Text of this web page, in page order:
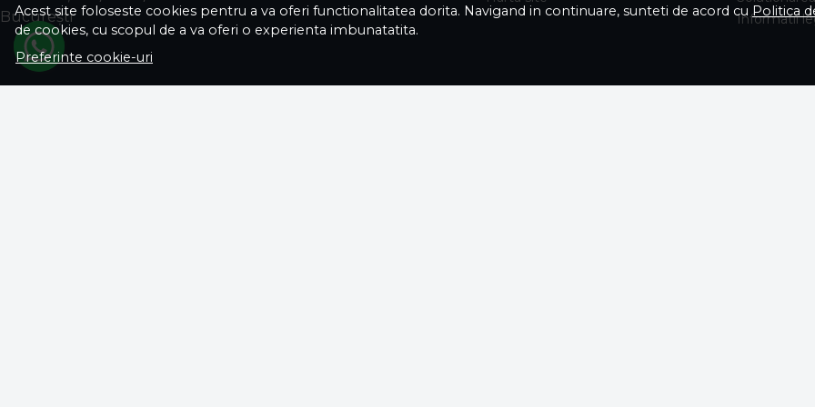
Acest site foloseste cookies pentru a va oferi functionalitatea dorita. Navigand in continuare, sunteti de acord cu Politica
de cookies, cu scopul de a va oferi o experienta imbunatatita.
Preferinte cookie-uri
Bucureşti
Informatii